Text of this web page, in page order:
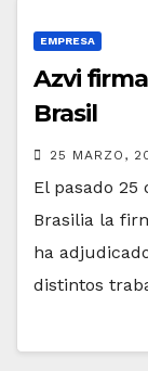
EMPRESA
Azvi
Brasil
25 MARZO,
El pasado
Brasilia la
ha
distintos